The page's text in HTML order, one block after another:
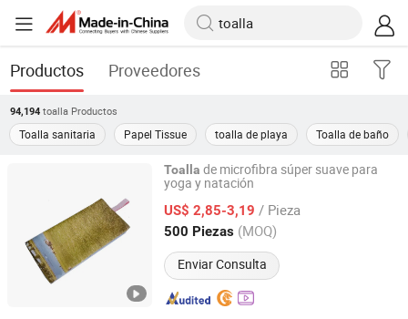
Productos Proveedores
94,194 toalla Productos
Toalla sanitaria Papel Tissue toalla de playa Toalla de baño
Toalla de microfibra súper suave para
yoga y natación
US$ 2,85-3,19 / Pieza
500 Piezas (MOQ)
Enviar Consulta
Wujiang Bozi Textile Co., Ltd.
Jiangsu, China Desde 2021